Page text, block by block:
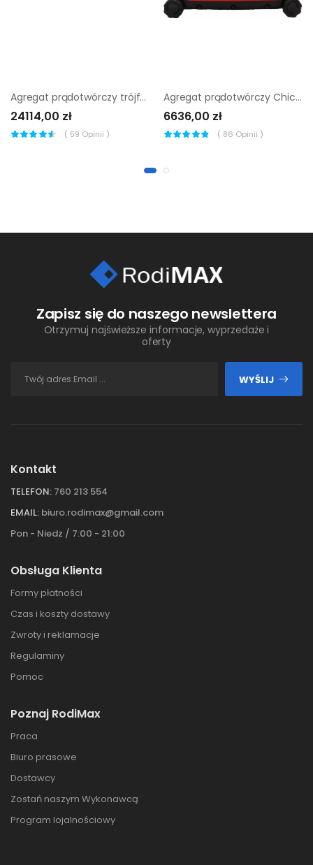
Agregat prądotwórczy trójfazowy Wacker Neuson GS 12AI
24114,00 zł
( 59 Opinii )
Agregat prądotwórczy Chicago Pneumatic CPPG 3i |
6636,00 zł
( 86 Opinii )
Zapisz się do naszego newslettera
Otrzymuj najświeższe informacje, wyprzedaże i
oferty
WYŚLIJ
Kontakt
TELEFON: 760 213 554
EMAIL: biuro.rodimax@gmail.com
Pon - Niedz / 7:00 - 21:00
Obsługa Klienta
Formy płatności
Czas i koszty dostawy
Zwroty i reklamacje
Regulaminy
Pomoc
Poznaj RodiMax
Praca
Biuro prasowe
Dostawcy
Zostań naszym Wykonawcą
Program lojalnościowy